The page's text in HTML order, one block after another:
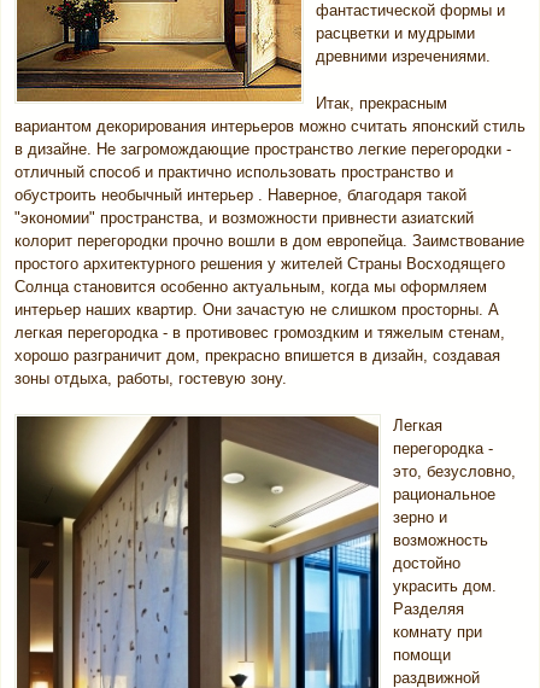
фантастической формы и
расцветки и мудрыми
древними изречениями.
Итак, прекрасным
вариантом декорирования интерьеров можно считать японский стиль
в дизайне. Не загромождающие пространство легкие перегородки -
отличный способ и практично использовать пространство и
обустроить необычный интерьер . Наверное, благодаря такой
"экономии" пространства, и возможности привнести азиатский
колорит перегородки прочно вошли в дом европейца. Заимствование
простого архитектурного решения у жителей Страны Восходящего
Солнца становится особенно актуальным, когда мы оформляем
интерьер наших квартир. Они зачастую не слишком просторны. А
легкая перегородка - в противовес громоздким и тяжелым стенам,
хорошо разграничит дом, прекрасно впишется в дизайн, создавая
зоны отдыха, работы, гостевую зону.
Легкая
перегородка -
это, безусловно,
рациональное
зерно и
возможность
достойно
украсить дом.
Разделяя
комнату при
помощи
раздвижной